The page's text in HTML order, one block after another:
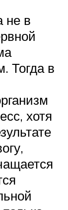
не в
Тогда в
хотя